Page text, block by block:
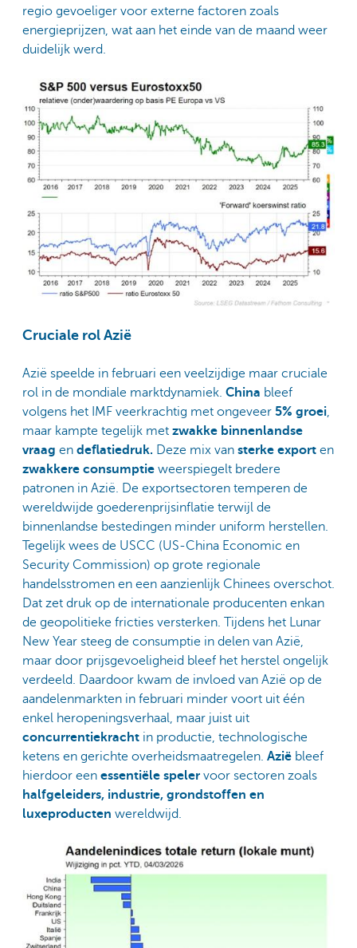
regio gevoeliger voor externe factoren zoals
energieprijzen, wat aan het einde van de maand weer
duidelijk werd.
Cruciale rol Azië
Azië speelde in februari een veelzijdige maar cruciale
rol in de mondiale marktdynamiek. China bleef
volgens het IMF veerkrachtig met ongeveer 5% groei,
maar kampte tegelijk met zwakke binnenlandse
vraag en deflatiedruk. Deze mix van sterke export en
zwakkere consumptie weerspiegelt bredere
patronen in Azië. De exportsectoren temperen de
wereldwijde goederenprijsinflatie terwijl de
binnenlandse bestedingen minder uniform herstellen.
Tegelijk wees de USCC (US-China Economic en
Security Commission) op grote regionale
handelsstromen en een aanzienlijk Chinees overschot.
Dat zet druk op de internationale producenten enkan
de geopolitieke fricties versterken. Tijdens het Lunar
New Year steeg de consumptie in delen van Azië,
maar door prijsgevoeligheid bleef het herstel ongelijk
verdeeld. Daardoor kwam de invloed van Azië op de
aandelenmarkten in februari minder voort uit één
enkel heropeningsverhaal, maar juist uit
concurrentiekracht in productie, technologische
ketens en gerichte overheidsmaatregelen. Azië bleef
hierdoor een essentiële speler voor sectoren zoals
halfgeleiders, industrie, grondstoffen en
luxeproducten wereldwijd.